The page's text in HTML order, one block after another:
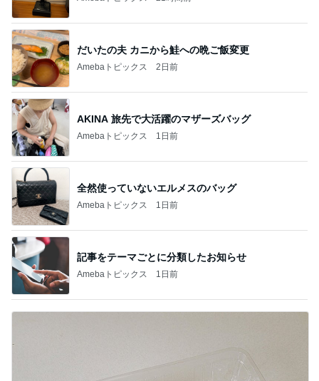
だいたの夫 カニから鮭への晩ご飯変更
Amebaトピックス 2日前
AKINA 旅先で大活躍のマザーズバッグ
Amebaトピックス 1日前
全然使っていないエルメスのバッグ
Amebaトピックス 1日前
記事をテーマごとに分類したお知らせ
Amebaトピックス 1日前